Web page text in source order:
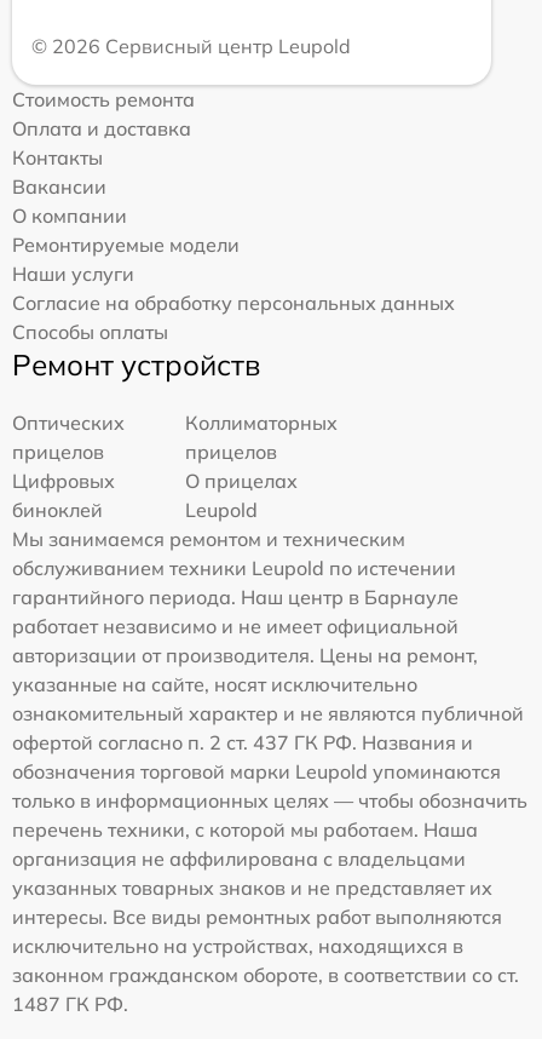
© 2026 Сервисный центр Leupold
Стоимость ремонта
Оплата и доставка
Контакты
Вакансии
О компании
Ремонтируемые модели
Наши услуги
Согласие на обработку персональных данных
Способы оплаты
Ремонт устройств
Оптических
прицелов
Коллиматорных
прицелов
Цифровых
биноклей
О прицелах
Leupold
Мы занимаемся ремонтом и техническим
обслуживанием техники Leupold по истечении
гарантийного периода. Наш центр в Барнауле
работает независимо и не имеет официальной
авторизации от производителя. Цены на ремонт,
указанные на сайте, носят исключительно
ознакомительный характер и не являются публичной
офертой согласно п. 2 ст. 437 ГК РФ. Названия и
обозначения торговой марки Leupold упоминаются
только в информационных целях — чтобы обозначить
перечень техники, с которой мы работаем. Наша
организация не аффилирована с владельцами
указанных товарных знаков и не представляет их
интересы. Все виды ремонтных работ выполняются
исключительно на устройствах, находящихся в
законном гражданском обороте, в соответствии со ст.
1487 ГК РФ.